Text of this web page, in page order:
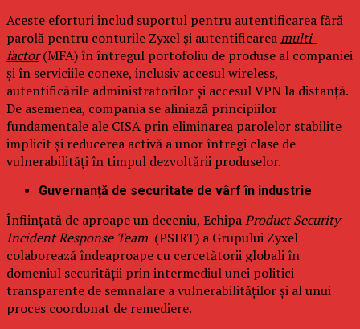
Aceste eforturi includ suportul pentru autentificarea fără
parolă pentru conturile Zyxel și autentificareamulti-
factor(MFA) în întregul portofoliu de produse al companiei
și în serviciile conexe, inclusiv accesul wireless,
autentificările administratorilor și accesul VPN la distanță.
De asemenea, compania se aliniază principiilor
fundamentale ale CISA prin eliminarea parolelor stabilite
implicit și reducerea activă a unor întregi clase de
vulnerabilități în timpul dezvoltării produselor.
Guvernanță de securitate de vârf în industrie
Înființată de aproape un deceniu, EchipaProduct Security
Incident Response Team (PSIRT) a Grupului Zyxel
colaborează îndeaproape cu cercetătorii globali în
domeniul securității prin intermediul unei politici
transparente de semnalare a vulnerabilităților și al unui
proces coordonat de remediere.